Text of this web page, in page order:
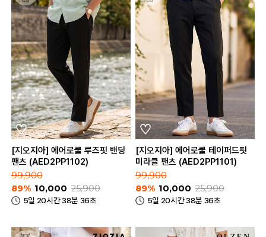
[지오지아] 에어로쿨 루즈핏 밴딩
팬츠 (AED2PP1102)
99,900
89% 10,000 25,900
5일 20시간 38분 36초
[지오지아] 에어로쿨 테이퍼드핏
미라클 팬츠 (AED2PP1101)
99,900
89% 10,000 25,900
5일 20시간 38분 36초